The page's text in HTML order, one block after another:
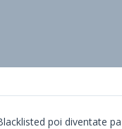
poi diventate